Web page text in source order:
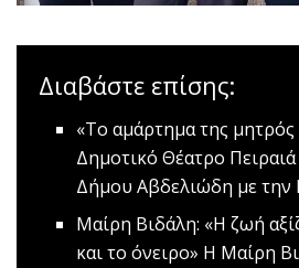
Διαβάστε επίσης:
«Το αμάρτημα της
Δημοτικό Θέατρο Πειραιά
Δήμου Αβδελιώδη με την
Mαίρη Βιδάλη: «Η ζωή
και το όνειρο» Η Μαίρη